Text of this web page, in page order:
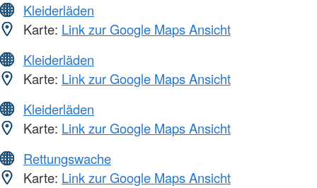
Kleiderläden
Karte: Link zur Google Maps Ansicht
Kleiderläden
Karte: Link zur Google Maps Ansicht
Kleiderläden
Karte: Link zur Google Maps Ansicht
Rettungswache
Karte: Link zur Google Maps Ansicht